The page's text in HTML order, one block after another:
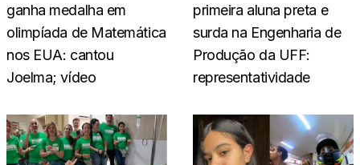
ganha medalha em
olimpíada de Matemática
nos EUA: cantou
Joelma; vídeo
primeira aluna preta e
surda na Engenharia de
Produção da UFF:
representatividade